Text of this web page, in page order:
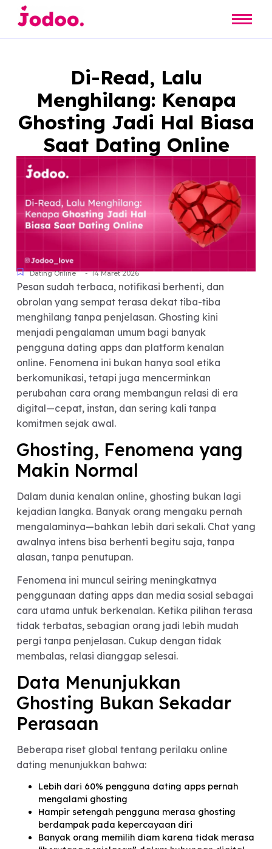
Di-Read, Lalu
Menghilang: Kenapa
Ghosting Jadi Hal
Saat Dating Online
Dating Online - 14 Maret 2026
Pesan sudah terbaca, notifikasi berhenti, dan
obrolan yang sempat terasa dekat tiba-tiba
menghilang tanpa penjelasan. Ghosting kini
menjadi pengalaman umum bagi banyak
pengguna dating apps dan platform kenalan
online. Fenomena ini bukan hanya soal etika
berkomunikasi, tetapi juga mencerminkan
digital—cepat, instan, dan sering kali tanpa
komitmen sejak awal.
Ghosting, Fenomena yang
Makin Normal
Dalam dunia kenalan online, ghosting bukan lagi
mengalaminya—bahkan lebih dari sekali. Chat
awalnya intens bisa berhenti begitu saja, tanpa
alasan, tanpa penutupan.
Fenomena ini muncul seiring meningkatnya
penggunaan dating apps dan media sosial
cara utama untuk berkenalan. Ketika pilihan
tidak terbatas, sebagian orang jadi lebih mudah
pergi tanpa penjelasan. Cukup dengan tidak
membalas, relasi dianggap selesai.
Data Menunjukkan
Ghosting Bukan Sekadar
Perasaan
Beberapa riset global tentang perilaku online